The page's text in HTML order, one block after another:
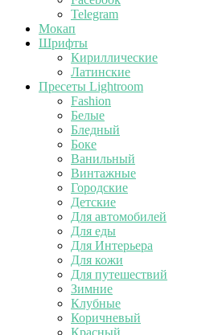
Telegram
Мокап
Шрифты
Кириллические
Латинские
Пресеты Lightroom
Fashion
Белые
Бледный
Боке
Ванильный
Винтажные
Городские
Детские
Для автомобилей
Для еды
Для Интерьера
Для кожи
Для путешествий
Зимние
Клубные
Коричневый
Красный